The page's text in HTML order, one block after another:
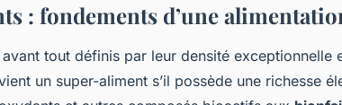
: fondements d’une
tout définis par leur densité exceptionnelle
un super-aliment s’il possède une richesse